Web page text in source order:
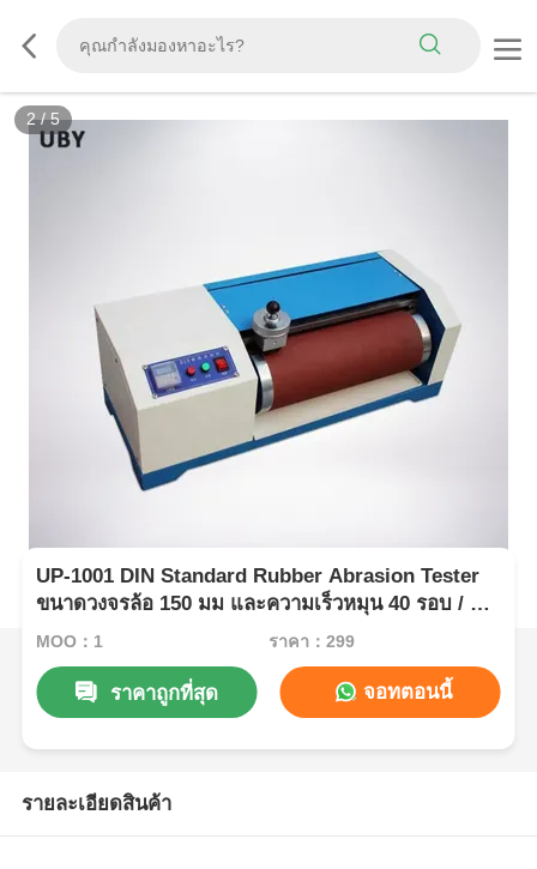
3/5
UP-1001 DIN Standard Rubber Abrasion Tester
ขนาดวงจรล้อ 150 มม และความเร็วหมุน 40 รอบ / นา
ทีสําหรับการทดสอบการใช้งานของวัสดุ
MOQ：1 ราคา：299
ราคาถูกที่สุด จอทตอนนี้
รายละเอียดสินค้า